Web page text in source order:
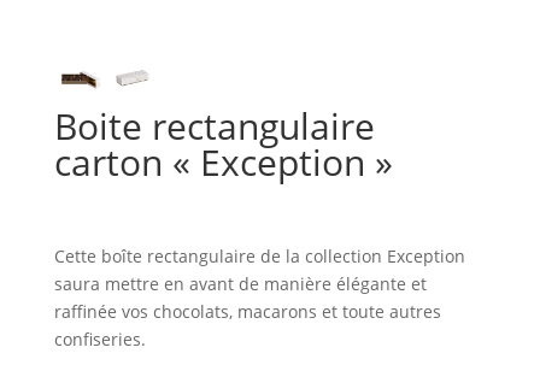
Boite rectangulaire
carton « Exception »
Cette boîte rectangulaire de la collection Exception
saura mettre en avant de manière élégante et
raffinée vos chocolats, macarons et toute autres
confiseries.